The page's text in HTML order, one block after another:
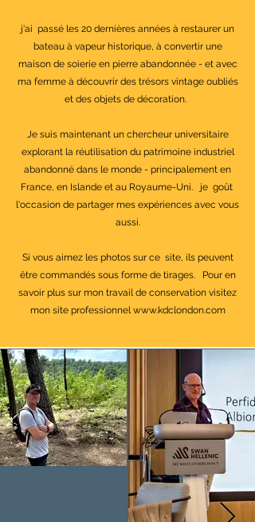
j'ai passé les 20 dernières années à restaurer un
bateau à vapeur historique, à convertir une
maison de soierie en pierre abandonnée - et avec
ma femme à découvrir des trésors vintage oubliés
et des objets de décoration.
Je suis maintenant un chercheur universitaire
explorant la réutilisation du patrimoine industriel
abandonné dans le monde - principalement en
France, en Islande et au Royaume-Uni.
je goût
l'occasion de partager mes expériences avec vous
aussi.
Si vous aimez les photos sur ce site, ils peuvent
être commandés sous forme de tirages.
Pour en
savoir plus sur mon travail de conservation visitez
mon site professionnelwww.kdclondon.com